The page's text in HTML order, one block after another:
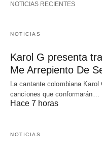
NOTICIAS RECIENTES
NOTICIAS
Karol G presenta
Me Arrepiento De
La cantante colombiana
canciones que conformarán…
Hace 7 horas
NOTICIAS